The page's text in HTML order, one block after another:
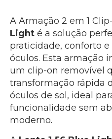
A Armação 2 em 1
Lighté a solução
praticidade, conforto
óculos. Esta armação
um clip-on removível
transformação rápida
óculos de sol, ideal
funcionalidade sem
moderno.